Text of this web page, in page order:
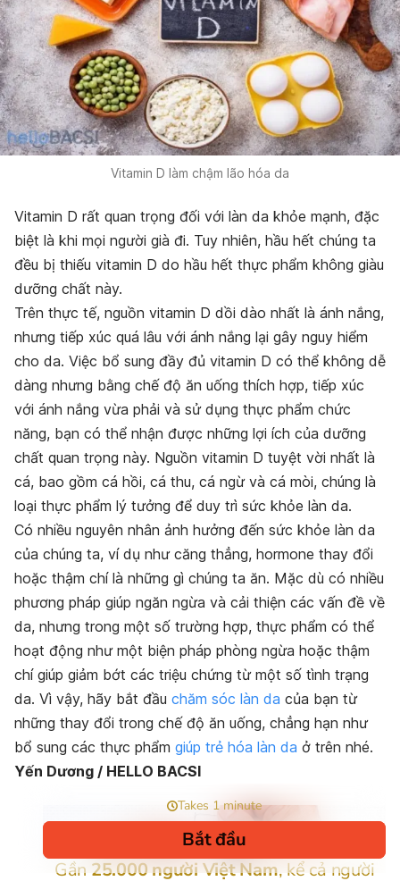
Vitamin D làm chậm lão hóa da
Vitamin D rất quan trọng đối với làn da khỏe mạnh, đặc
biệt là khi mọi người già đi. Tuy nhiên, hầu hết chúng ta
đều bị thiếu vitamin D do hầu hết thực phẩm không giàu
dưỡng chất này.
Trên thực tế, nguồn vitamin D dồi dào nhất là ánh nắng,
nhưng tiếp xúc quá lâu với ánh nắng lại gây nguy hiểm
cho da. Việc bổ sung đầy đủ vitamin D có thể không dễ
dàng nhưng bằng chế độ ăn uống thích hợp, tiếp xúc
với ánh nắng vừa phải và sử dụng thực phẩm chức
năng, bạn có thể nhận được những lợi ích của dưỡng
chất quan trọng này. Nguồn vitamin D tuyệt vời nhất là
cá, bao gồm cá hồi, cá thu, cá ngừ và cá mòi, chúng là
loại thực phẩm lý tưởng để duy trì sức khỏe làn da.
Có nhiều nguyên nhân ảnh hưởng đến sức khỏe làn da
của chúng ta, ví dụ như căng thẳng, hormone thay đổi
hoặc thậm chí là những gì chúng ta ăn. Mặc dù có nhiều
phương pháp giúp ngăn ngừa và cải thiện các vấn đề về
da, nhưng trong một số trường hợp, thực phẩm có thể
hoạt động như một biện pháp phòng ngừa hoặc thậm
chí giúp giảm bớt các triệu chứng từ một số tình trạng
da. Vì vậy, hãy bắt đầu chăm sóc làn da của bạn từ
những thay đổi trong chế độ ăn uống, chẳng hạn như
bổ sung các thực phẩm giúp trẻ hóa làn da ở trên nhé.
Yến Dương / HELLO BACSI